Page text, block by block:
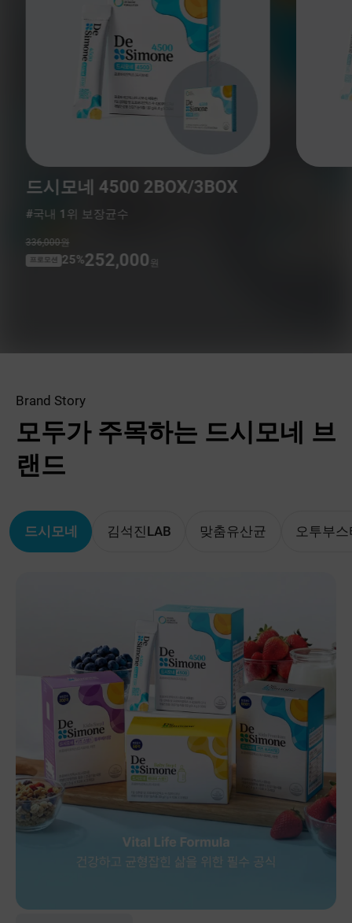
드시모네 4500 2BOX/3BOX
#국내 1위 보장균수
336,000원
프로모션 25%252,000 원
Brand Story
모두가 주목하는 드시모네 브
랜드
드시모네 김석진LAB 맞춤유산균 오투부스